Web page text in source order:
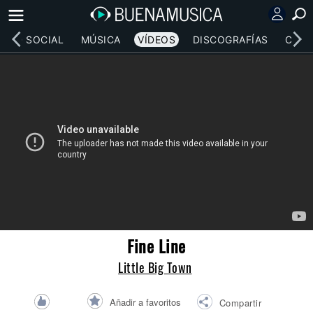
RED SOCIAL MÚSICA VÍDEOS DISCOGRAFÍAS
Fine Line
Little Big Town
Añadir a favoritos Compartir